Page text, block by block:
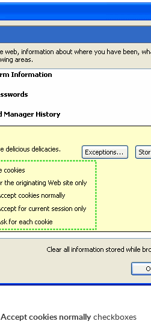
Accept cookies normallycheckboxes